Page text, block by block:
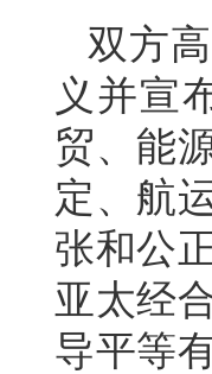
双方
义并宣
贸、能
定、航
张和公
亚太经
导平等